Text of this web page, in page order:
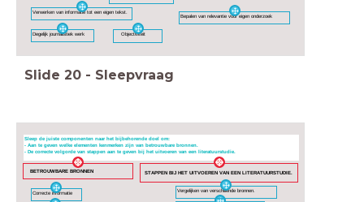
Objectiviteit
Degelijk journalistiek werk
Verwerken van informatie tot een eigen tekst.
Bepalen van relevantie voor eigen onderzoek
Slide 20 - Sleepvraag
BETROUWBARE BRONNEN STAPPEN BIJ HET UITVOEREN VAN EEN LITERATUURSTUDIE.
Sleep de juiste componenten naar het bijbehorende doel om:
- Aan te geven welke elementen kenmerken zijn van betrouwbare bronnen.
- De correcte volgorde van stappen aan te geven bij het uitvoeren van een literatuurstudie.
Correcte informatie
Vergelijken van verschillende bronnen.